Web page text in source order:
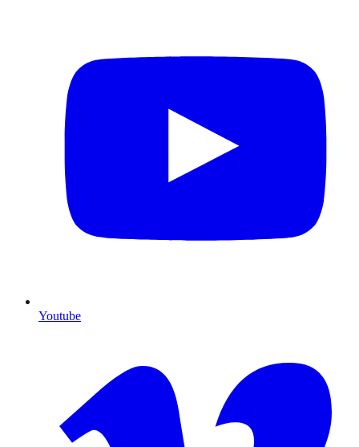
Youtube